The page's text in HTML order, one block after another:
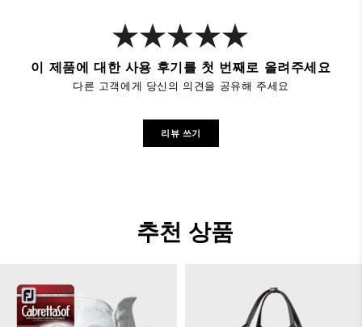
이 제품에 대한 사용 후기를 첫 번째로 올려주세요
다른 고객에게 당신의 의견을 공유해 주세요
리뷰 쓰기
추천 상품